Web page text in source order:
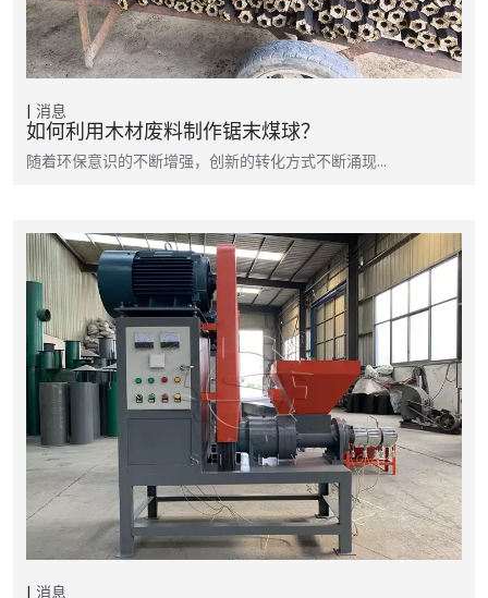
消息
如何利用木材废料制作锯末煤球？
随着环保意识的不断增强，创新的转化方式不断涌现…
消息